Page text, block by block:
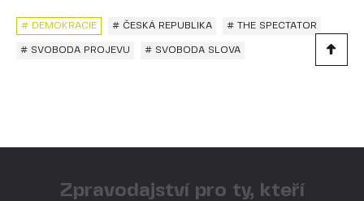
# ČESKÁ REPUBLIKA # THE SPECTATOR
# SVOBODA PROJEVU # SVOBODA SLOVA
# DEMOKRACIE
Zpravodajství pro ty, kteří